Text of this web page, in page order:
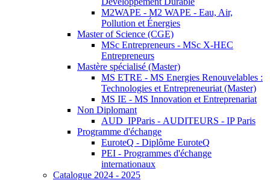
M2WAPE - M2 WAPE - Eau, Air,
Pollution et Énergies
Master of Science (CGE)
MSc Entrepreneurs - MSc X-HEC
Entrepreneurs
Mastère spécialisé (Master)
MS ETRE - MS Energies Renouvelables :
Technologies et Entrepreneuriat (Master)
MS IE - MS Innovation et Entreprenariat
Non Diplomant
AUD_IPParis - AUDITEURS - IP Paris
Programme d'échange
EuroteQ - Diplôme EuroteQ
PEI - Programmes d'échange
internationaux
Catalogue 2024 - 2025